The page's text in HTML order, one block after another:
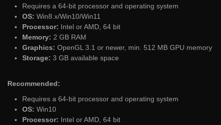
Requires a 64-bit processor and operating system
OS: Win8.x/Win10/Win11
Processor: Intel or AMD, 64 bit
Memory: 2 GB RAM
Graphics: OpenGL 3.1 or newer, min. 512 MB GPU memory
Storage: 3 GB available space
Recommended:
Requires a 64-bit processor and operating system
OS: Win10
Processor: Intel or AMD, 64 bit